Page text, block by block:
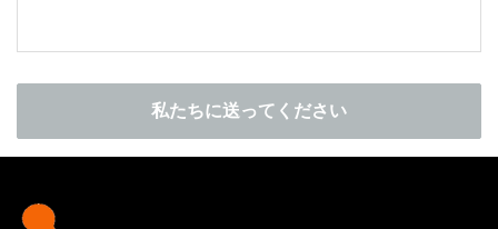
私たちに送ってください